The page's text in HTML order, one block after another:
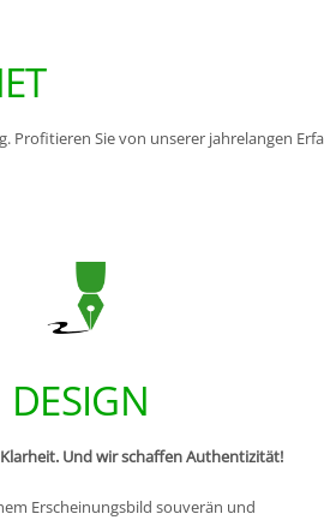
Profitieren Sie von unserer jahrelangen
DESIGN
Und wir schaffen Authentizität!
Erscheinungsbild souverän und